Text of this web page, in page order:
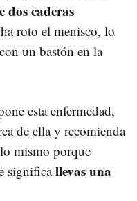
dos caderas
roto el menisco, lo
un bastón en la
esta enfermedad,
de ella y recomienda
mismo porque
significallevas una